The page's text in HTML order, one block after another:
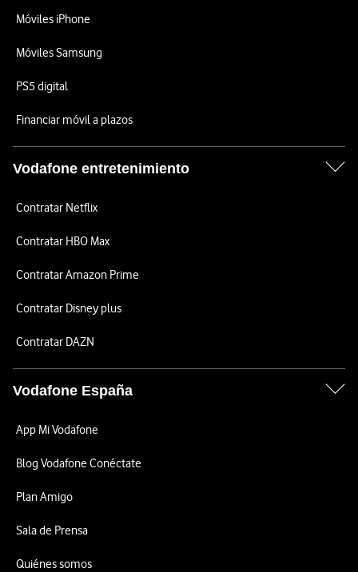
Móviles iPhone
Móviles Samsung
PS5 digital
Financiar móvil a plazos
Vodafone entretenimiento
Contratar Netflix
Contratar HBO Max
Contratar Amazon Prime
Contratar Disney plus
Contratar DAZN
Vodafone España
App Mi Vodafone
Blog Vodafone Conéctate
Plan Amigo
Sala de Prensa
Quiénes somos